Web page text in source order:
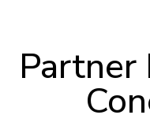
Partner